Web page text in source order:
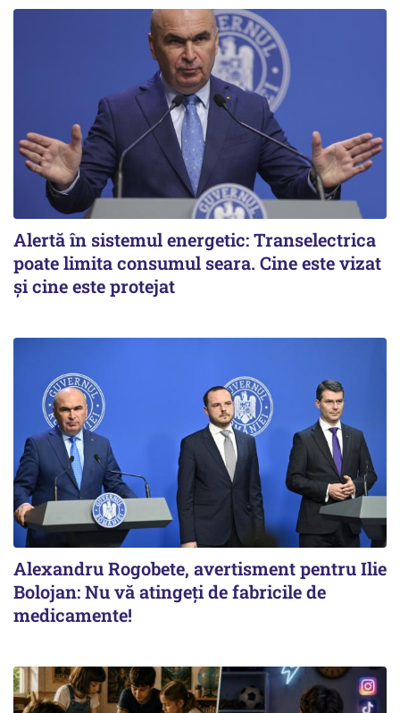
Alertă în sistemul energetic: Transelectrica
poate limita consumul seara. Cine este vizat
și cine este protejat
Alexandru Rogobete, avertisment pentru Ilie
Bolojan: Nu vă atingeți de fabricile de
medicamente!